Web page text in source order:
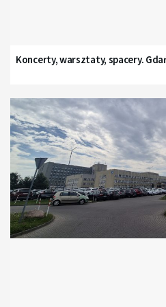
Koncerty, warsztaty, spacery.